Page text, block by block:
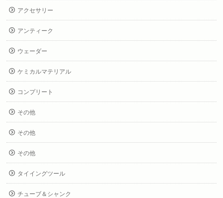
アクセサリー
アンティーク
ウェーダー
ケミカルマテリアル
コンプリート
その他
その他
その他
タイイングツール
チューブ＆シャンク